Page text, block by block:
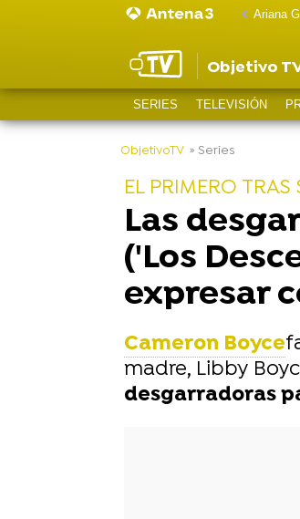
Ariana
Objetivo
SERIES TELEVISIÓN
-
ObjetivoTV » Series
EL PRIMERO TRAS
Las
('Los
expresar
Cameron Boyce
madre, Libby
desgarradoras